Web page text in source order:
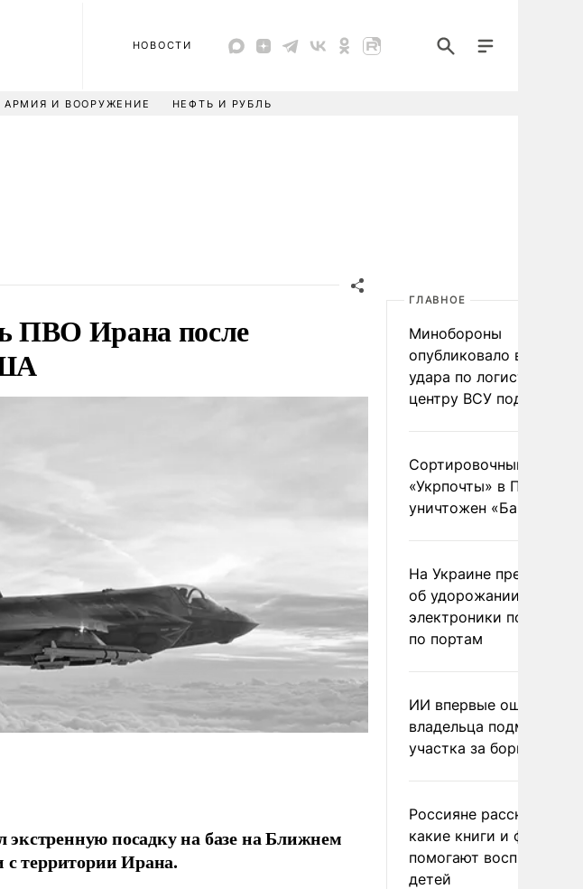
НОВОСТИ
АРМИЯ И ВООРУЖЕНИЕ НЕФТЬ И РУБЛЬ
ПВО Ирана после
посадку на базе на Ближнем
с территории Ирана.
ГЛАВНОЕ
Минобороны
опубликовало видео
удара по
центру ВСУ под Киевом
Сортировочный пункт
«Укрпочты» в
уничтожен
На Украине
об удорожании
электроники после
по портам
ИИ впервые
владельца
участка за борщевик
Россияне рассказали,
какие книги и фильмы
помогают воспитывать
детей